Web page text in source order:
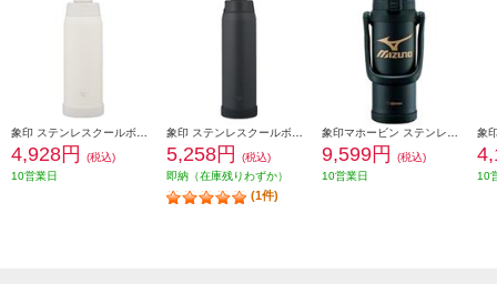
4,928円
(税込)
10営業日
5,258円
(税込)
即納（在庫残りわずか）
(1件)
9,599円
(税込)
10営業日
10